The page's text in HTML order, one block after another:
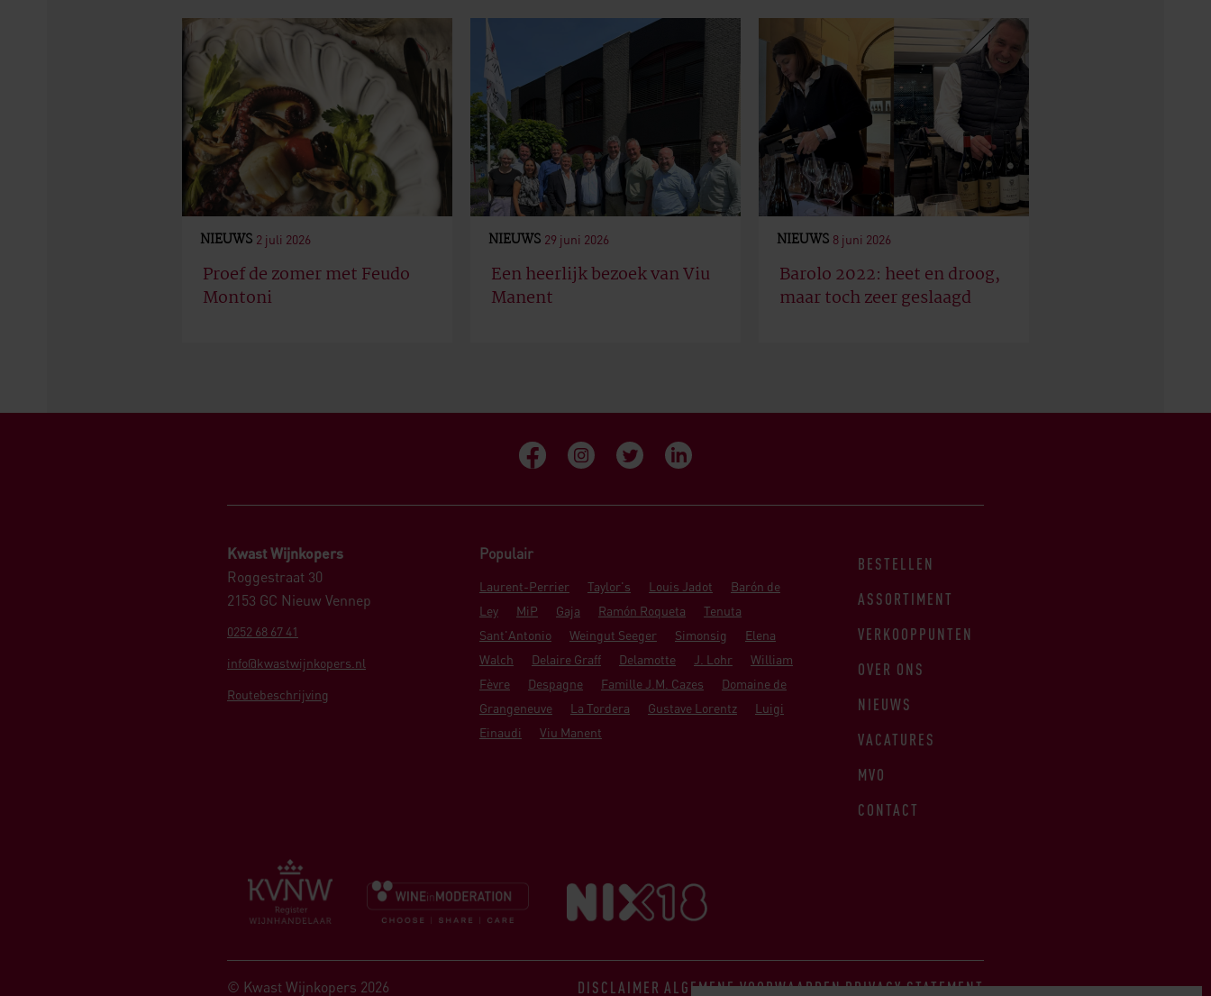
NIEUWS 2 juli 2026
Proef de zomer met Feudo
Montoni
NIEUWS 29 juni 2026
Een heerlijk bezoek van Viu
Manent
NIEUWS 8 juni 2026
Barolo 2022: heet en droog,
maar toch zeer geslaagd
Kwast Wijnkopers
Roggestraat 30
2153 GC Nieuw Vennep
0252 68 67 41
info@kwastwijnkopers.nl
Routebeschrijving
Populair
Laurent-Perrier Taylor's Louis Jadot
Barón de
Ley
MiP Gaja Ramón Roqueta
Tenuta
Sant'Antonio
Weingut Seeger Simonsig
Elena
Walch
Delaire Graff Delamotte J. Lohr
William
Fèvre
Despagne Famille J.M. Cazes
Domaine de
Grangeneuve
La Tordera Gustave Lorentz
Luigi
Einaudi
Viu Manent
BESTELLEN
ASSORTIMENT
VERKOOPPUNTEN
OVER ONS
NIEUWS
VACATURES
MVO
CONTACT
© Kwast Wijnkopers 2026 DISCLAIMER ALGEMENE VOORWAARDENPRIVACY STATEMENT